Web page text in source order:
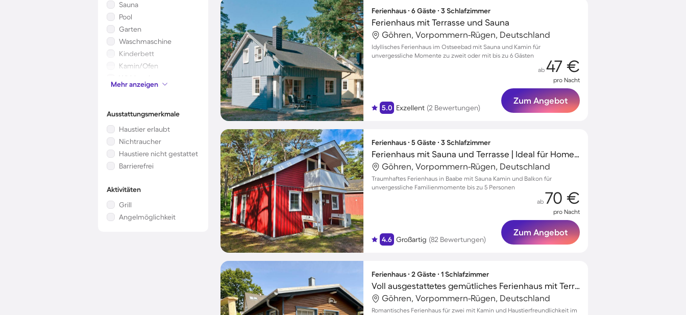
Sauna
Pool
Garten
Waschmaschine
Kinderbett
Kamin/Ofen
Whirlpool
Mikrowelle
Mehr anzeigen
Ausstattungsmerkmale
Haustier erlaubt
Nichtraucher
Haustiere nicht gestattet
Barrierefrei
Aktivitäten
Grill
Angelmöglichkeit
Ferienhaus ∙ 6 Gäste ∙ 3 Schlafzimmer
Ferienhaus mit Terrasse und Sauna
Göhren, Vorpommern-Rügen, Deutschland
Idyllisches Ferienhaus im Ostseebad mit Sauna und Kamin für
unvergessliche Momente zu zweit oder mit bis zu 6 Gästen
5.0 Exzellent (2 Bewertungen)
ab 47 €
pro Nacht
Zum Angebot
Ferienhaus ∙ 5 Gäste ∙ 3 Schlafzimmer
Ferienhaus mit Sauna und Terrasse | Ideal für Homeoffice
Göhren, Vorpommern-Rügen, Deutschland
Traumhaftes Ferienhaus in Baabe mit Sauna Kamin und Balkon für
unvergessliche Familienmomente bis zu 5 Personen
4.6 Großartig (82 Bewertungen)
ab 70 €
pro Nacht
Zum Angebot
Ferienhaus ∙ 2 Gäste ∙ 1 Schlafzimmer
Voll ausgestattetes gemütliches Ferienhaus mit Terrasse | Haustiere sind willkommen
Göhren, Vorpommern-Rügen, Deutschland
Romantisches Ferienhaus für zwei mit Kamin und Haustierfreundlichkeit im